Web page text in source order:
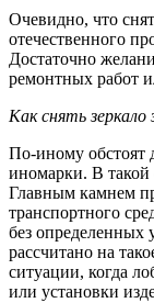
Очевидно, что
отечественного
Достаточно
ремонтных работ
Как снять зеркало
По-иному обстоят
иномарки. В такой
Главным камнем
транспортного
без определенных
рассчитано на
ситуации, когда
или установки